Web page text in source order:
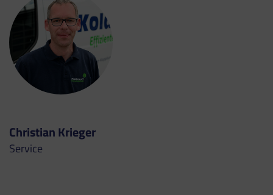
Christian Krieger
Service